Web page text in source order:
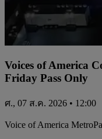
Voices of America
Friday Pass Only
ศ., 07 ส.ค. 2026 • 12:00
Voice of America